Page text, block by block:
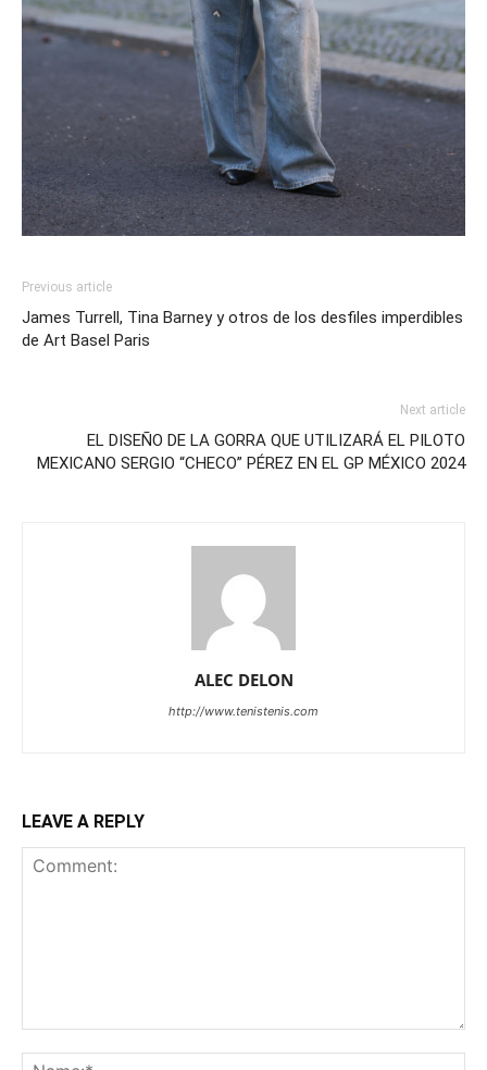
Previous article
James Turrell, Tina Barney y otros de los desfiles imperdibles
de Art Basel Paris
Next article
EL DISEÑO DE LA GORRA QUE UTILIZARÁ EL PILOTO
MEXICANO SERGIO “CHECO” PÉREZ EN EL GP MÉXICO 2024
ALEC DELON
http://www.tenistenis.com
LEAVE A REPLY